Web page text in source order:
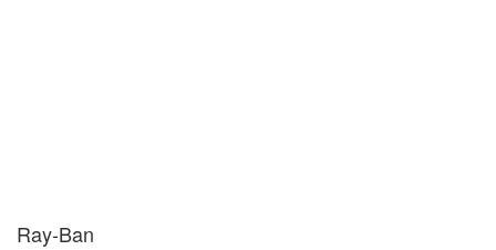
Ray-Ban